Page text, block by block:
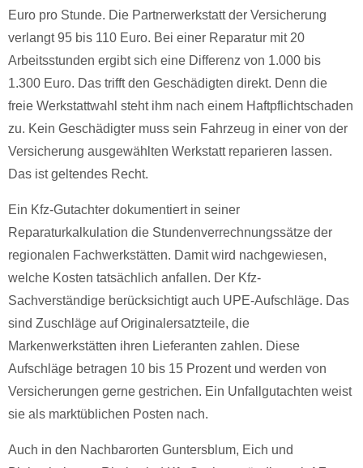
Euro pro Stunde. Die Partnerwerkstatt der Versicherung
verlangt 95 bis 110 Euro. Bei einer Reparatur mit 20
Arbeitsstunden ergibt sich eine Differenz von 1.000 bis
1.300 Euro. Das trifft den Geschädigten direkt. Denn die
freie Werkstattwahl steht ihm nach einem Haftpflichtschaden
zu. Kein Geschädigter muss sein Fahrzeug in einer von der
Versicherung ausgewählten Werkstatt reparieren lassen.
Das ist geltendes Recht.
Ein Kfz-Gutachter dokumentiert in seiner
Reparaturkalkulation die Stundenverrechnungssätze der
regionalen Fachwerkstätten. Damit wird nachgewiesen,
welche Kosten tatsächlich anfallen. Der Kfz-
Sachverständige berücksichtigt auch UPE-Aufschläge. Das
sind Zuschläge auf Originalersatzteile, die
Markenwerkstätten ihren Lieferanten zahlen. Diese
Aufschläge betragen 10 bis 15 Prozent und werden von
Versicherungen gerne gestrichen. Ein Unfallgutachten weist
sie als marktüblichen Posten nach.
Auch in den Nachbarorten Guntersblum, Eich und